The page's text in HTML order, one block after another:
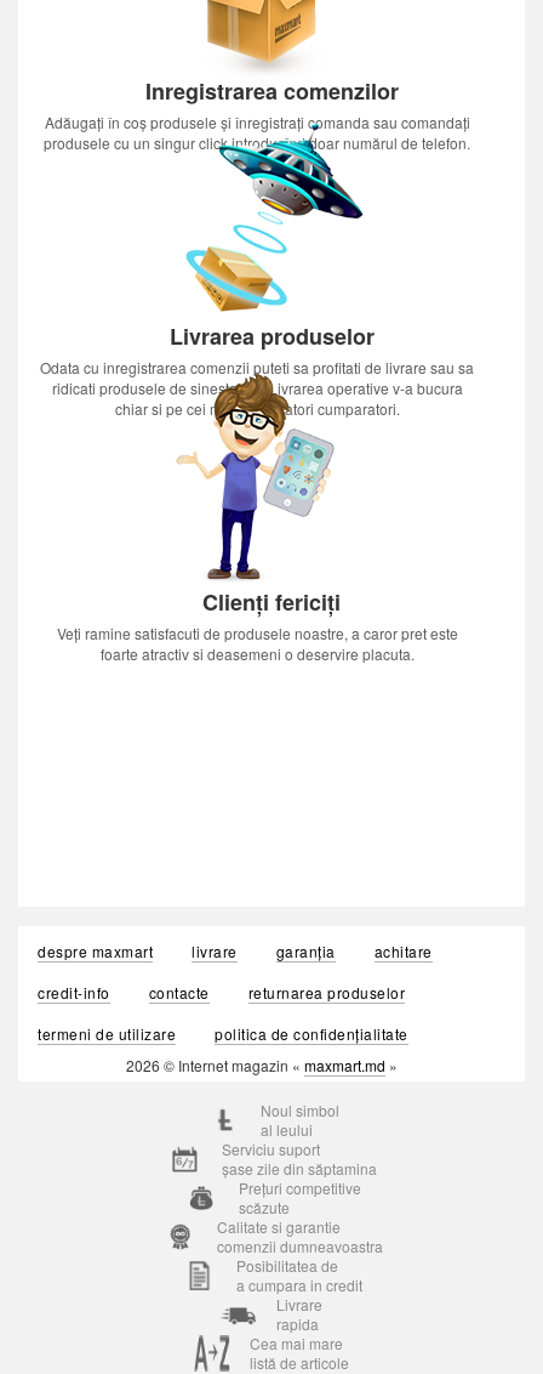
Inregistrarea comenzilor
Adăugați în coș produsele și înregistrați comanda sau comandați
produsele cu un singur click introducînd doar numărul de telefon.
Livrarea produselor
Odata cu inregistrarea comenzii puteti sa profitati de livrare sau sa
ridicati produsele de sinestatator.Livrarea operative v-a bucura
chiar si pe cei mai nerabdatori cumparatori.
Clienți fericiți
Veți ramine satisfacuti de produsele noastre, a caror pret este
foarte atractiv si deasemeni o deservire placuta.
despre maxmart livrare garanția
achitare
credit-info
contacte
returnarea produselor
termeni de utilizare
politica de confidențialitate
2026 © Internet magazin « maxmart.md »
Noul simbol
al leului
Serviciu suport
șase zile din săptamina
Prețuri competitive
scăzute
Calitate si garantie
comenzii dumneavoastra
Posibilitatea de
a cumpara in credit
Livrare
rapida
Cea mai mare
listă de articole